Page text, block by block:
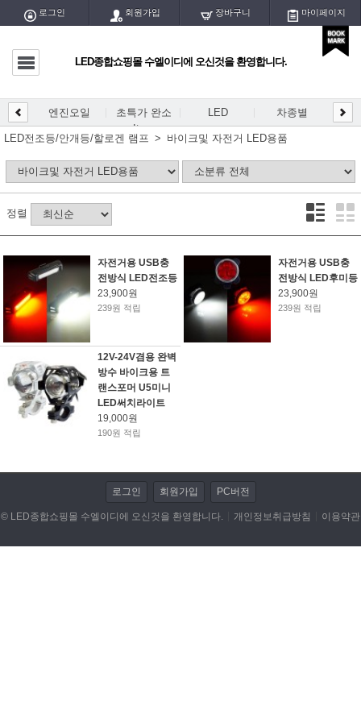
마이페이지
엔진오일
LED
차종별
DIY용 PCB
DIY용 블럭/홀더
DIY용품/공구
LED실내등/전구
LED전조등/안개등/할로겐 램프
저항/전자부품/전자모듈
로그인 회원가입 장바구니 마이페이지
LED종합쇼핑몰 수엘이디에 오신것을 환영합니다.
엔진오일
초특가 완소
Item
LED 차종별 DIY
LED
개등/
LED전조등/안개등/할로겐 램프 바이크및 자전거 LED용품
정렬
자전거용 USB충
전방식 LED전조등
23,900원
239원 적립
자전거용 USB충
전방식 LED후미등
23,900원
239원 적립
12V-24V겸용 완벽
방수 바이크용 트
랜스포머 U5미니
LED써치라이트
19,000원
190원 적립
로그인 회원가입 PC버전
© LED종합쇼핑몰 수엘이디에 오신것을 환영합니다. 개인정보취급방침 이용약관